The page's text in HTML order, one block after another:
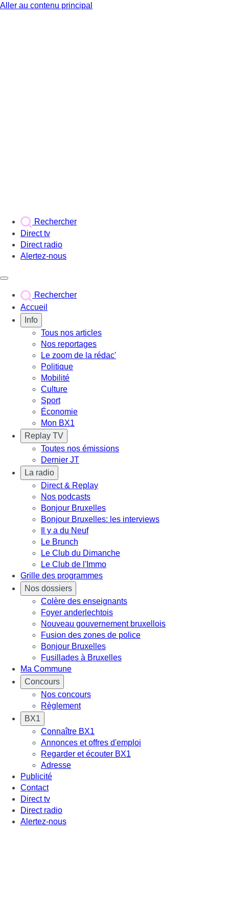
Aller au contenu principal
Rechercher
Direct tv
Direct radio
Alertez-nous
Rechercher
Accueil
Info
Tous nos articles
Nos reportages
Le zoom de la rédac'
Politique
Mobilité
Culture
Sport
Économie
Mon BX1
Replay TV
Toutes nos émissions
Dernier JT
La radio
Direct & Replay
Nos podcasts
Bonjour Bruxelles
Bonjour Bruxelles: les interviews
Il y a du Neuf
Le Brunch
Le Club du Dimanche
Le Club de l'Immo
Grille des programmes
Nos dossiers
Colère des enseignants
Foyer anderlechtois
Nouveau gouvernement bruxellois
Fusion des zones de police
Bonjour Bruxelles
Fusillades à Bruxelles
Ma Commune
Concours
Nos concours
Règlement
BX1
Connaître BX1
Annonces et offres d'emploi
Regarder et écouter BX1
Adresse
Publicité
Contact
Direct tv
Direct radio
Alertez-nous